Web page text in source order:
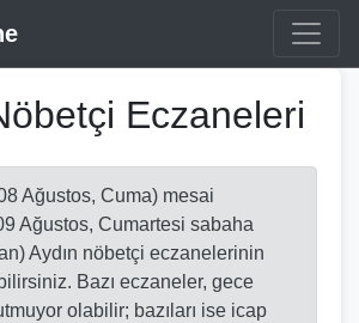
Eczaneleri
Ağustos, Cuma) mesai
Ağustos, Cumartesi sabaha
Aydın nöbetçi eczanelerinin
Bazı eczaneler, gece
olabilir; bazıları ise icap